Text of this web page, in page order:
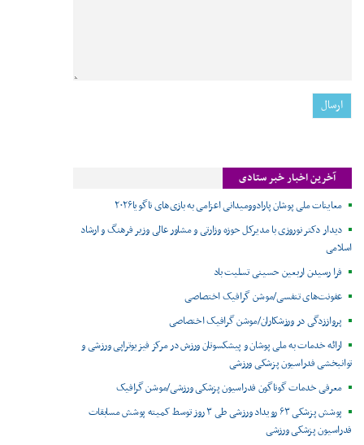
آخرین اخبار خبر ستادی
معاینات ملی پوشان پارادوومیدانی اعزامی به بازی‌های ناگویا۲۰۲۶
دیدار دکتر نوروزی با مدیرکل حوزه وزارتی و مشاور عالی وزیر فرهنگ و ارشاد
اسلامی
فرا رسیدن اربعین حسینی تسلیت باد
عفونت‌های تنفسی/موشن گرافیک اختصاصی
پرواززدگی در ورزشکاران/موشن گرافیک اختصاصی
ارائه خدمات به ملی پوشان و پیشکسوتان ورزش در مرکز فیزیوتراپی ورزشی و
توانبخشی فدراسیون پزشکی ورزشی
معرفی خدمات گوناگون فدراسیون پزشکی ورزشی/موشن گرافیک
پوشش پزشکی ۶۳ رویداد ورزشی طی ۳ روز توسط کمیته پوشش مسابقات
فدراسیون پزشکی ورزشی